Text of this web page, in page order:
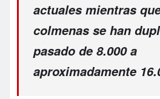
actuales mientras
colmenas se han
pasado de 8.000 a
aproximadamente